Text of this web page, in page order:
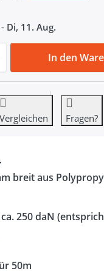
- Di, 11. Aug.
50m PP Gurtband -
In den
Vergleichen Fragen?
breit aus
250 daN
50m